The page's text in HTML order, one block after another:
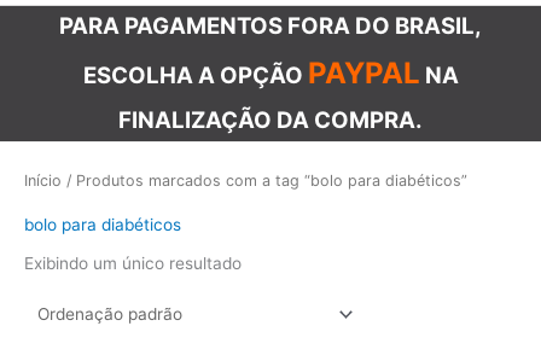
PARA PAGAMENTOS FORA DO BRASIL,
ESCOLHA A OPÇÃO PAYPAL NA
FINALIZAÇÃO DA COMPRA.
Início / Produtos marcados com a tag “bolo para diabéticos”
bolo para diabéticos
Exibindo um único resultado